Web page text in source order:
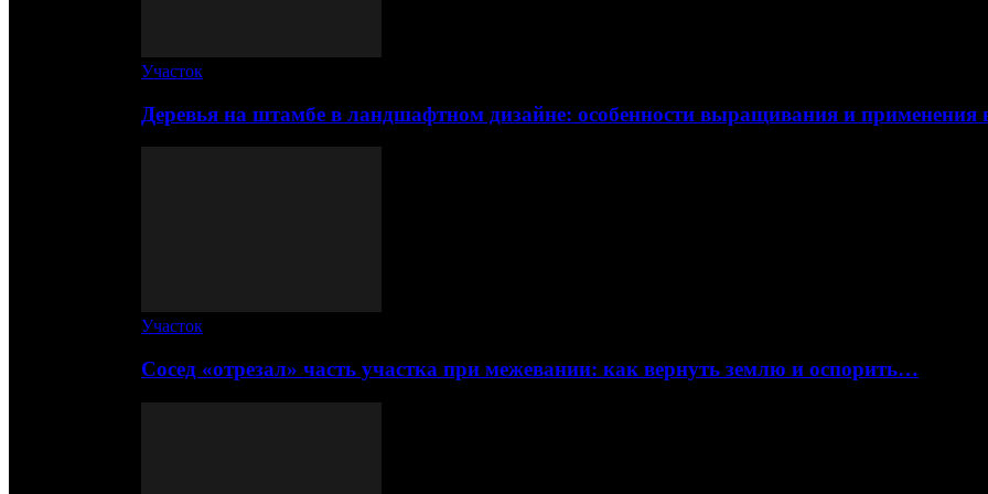
Участок
Деревья на штамбе в ландшафтном дизайне: особенности выращивания и
Участок
Сосед «отрезал» часть участка при межевании: как вернуть землю и оспорить…